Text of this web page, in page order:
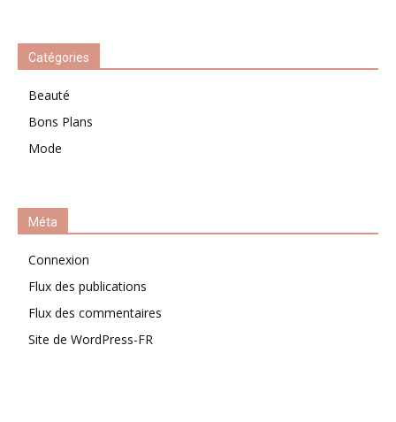
Catégories
Beauté
Bons Plans
Mode
Méta
Connexion
Flux des publications
Flux des commentaires
Site de WordPress-FR